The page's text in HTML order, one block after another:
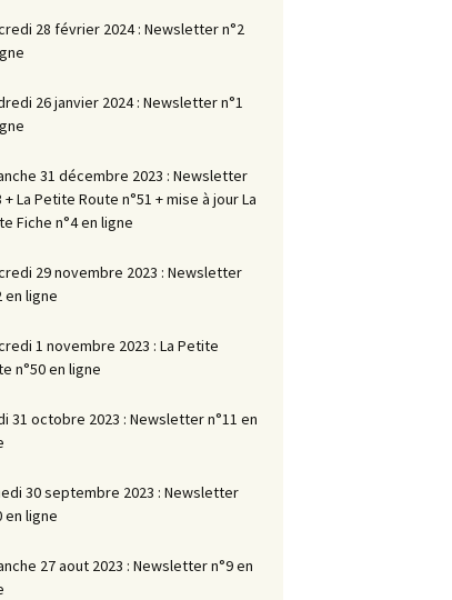
28 février 2024 : Newsletter n°2
26 janvier 2024 : Newsletter n°1
31 décembre 2023 : Newsletter
+ La Petite Route n°51 + mise à jour La
Fiche n°4 en ligne
29 novembre 2023 : Newsletter
en ligne
1 novembre 2023 : La Petite
n°50 en ligne
31 octobre 2023 : Newsletter n°11 en
30 septembre 2023 : Newsletter
en ligne
27 aout 2023 : Newsletter n°9 en